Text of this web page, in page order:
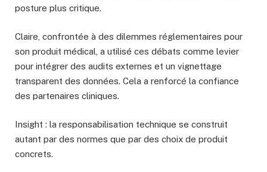
posture plus critique.
Claire, confrontée à des dilemmes réglementaires pour
son produit médical, a utilisé ces débats comme levier
pour intégrer des audits externes et un vignettage
transparent des données. Cela a renforcé la confiance
des partenaires cliniques.
Insight : la responsabilisation technique se construit
autant par des normes que par des choix de produit
concrets.